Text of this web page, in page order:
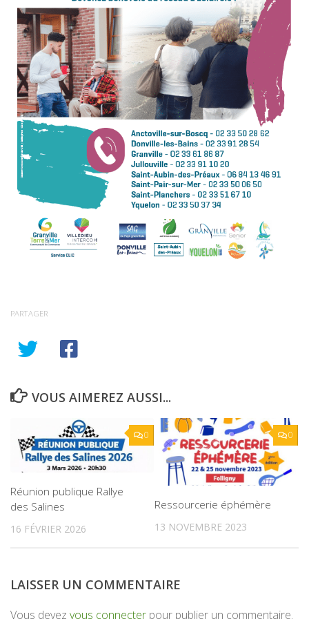
PARTAGER
VOUS AIMEREZ AUSSI...
0
Réunion publique Rallye
des Salines
16 FÉVRIER 2026
0
Ressourcerie éphémère
13 NOVEMBRE 2023
LAISSER UN COMMENTAIRE
Vous devez vous connecter pour publier un commentaire.